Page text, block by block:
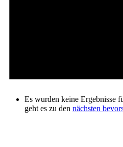
Es wurden keine Ergebnisse
geht es zu den nächsten